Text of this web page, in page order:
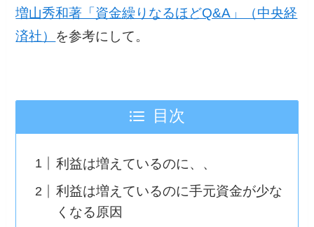
増山秀和著「資金繰りなるほどQ&A」（中央経
済社） を参考にして。
目次
利益は増えているのに、、
利益は増えているのに手元資金が少な
くなる原因